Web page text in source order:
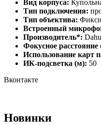
Вид корпуса:
Тип подключения:
Тип объектива:
Встроенный
Производитель*:
Фокусное
Использование карт
ИК-подсветка (м): 50
Вконтакте
Новинки